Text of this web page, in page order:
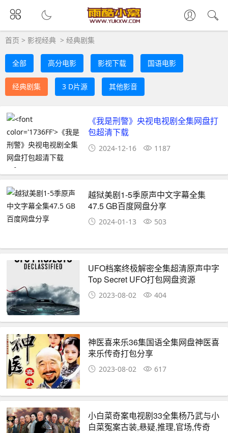
首页 > 影视经典 > 经典剧集
全部 高分电影 影视下载 国语电影
经典剧集 3 D片源 其他影音
《我是刑警》央视电视剧全集网盘打
包超清下载
2024-12-16 1187
越狱美剧1-5季原声中文字幕全集
47.5 GB百度网盘分享
2024-01-13 503
UFO档案终极解密全集超清原声中字
Top Secret UFO打包网盘资源
2023-08-02 404
神医喜来乐36集国语全集网盘神医喜
来乐传奇打包分享
2023-08-02 617
小白菜奇案电视剧33全集杨乃武与小
白菜冤案古装,悬疑,推理,官场,传奇